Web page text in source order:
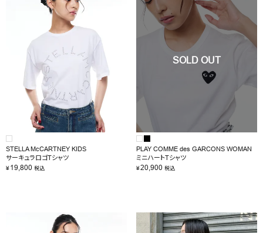
STELLA McCARTNEY KIDS
サーキュラロゴTシャツ
¥19,800 税込
PLAY COMME des GARCONS WOMAN
ミニハートTシャツ
¥20,900 税込